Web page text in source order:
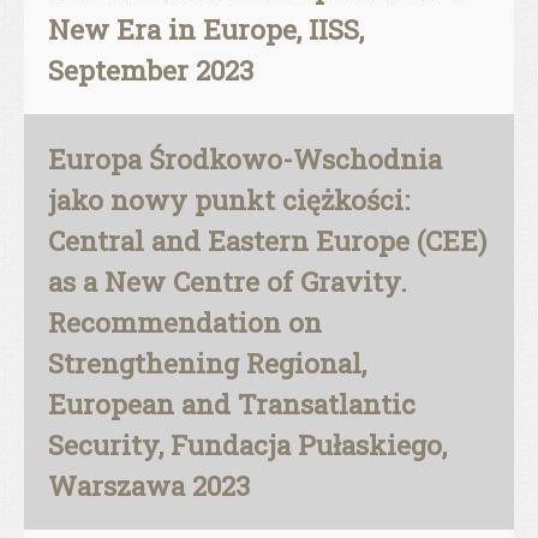
New Era in Europe, IISS,
September 2023
Europa Środkowo-Wschodnia
jako nowy punkt ciężkości:
Central and Eastern Europe (CEE)
as a New Centre of Gravity.
Recommendation on
Strengthening Regional,
European and Transatlantic
Security, Fundacja Pułaskiego,
Warszawa 2023